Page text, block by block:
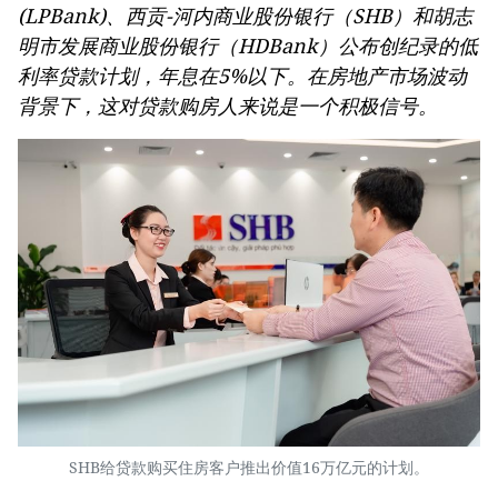
(LPBank)、西贡-河内商业股份银行（SHB）和胡志
明市发展商业股份银行（HDBank）公布创纪录的低
利率贷款计划，年息在5%以下。在房地产市场波动
背景下，这对贷款购房人来说是一个积极信号。
SHB给贷款购买住房客户推出价值16万亿元的计划。